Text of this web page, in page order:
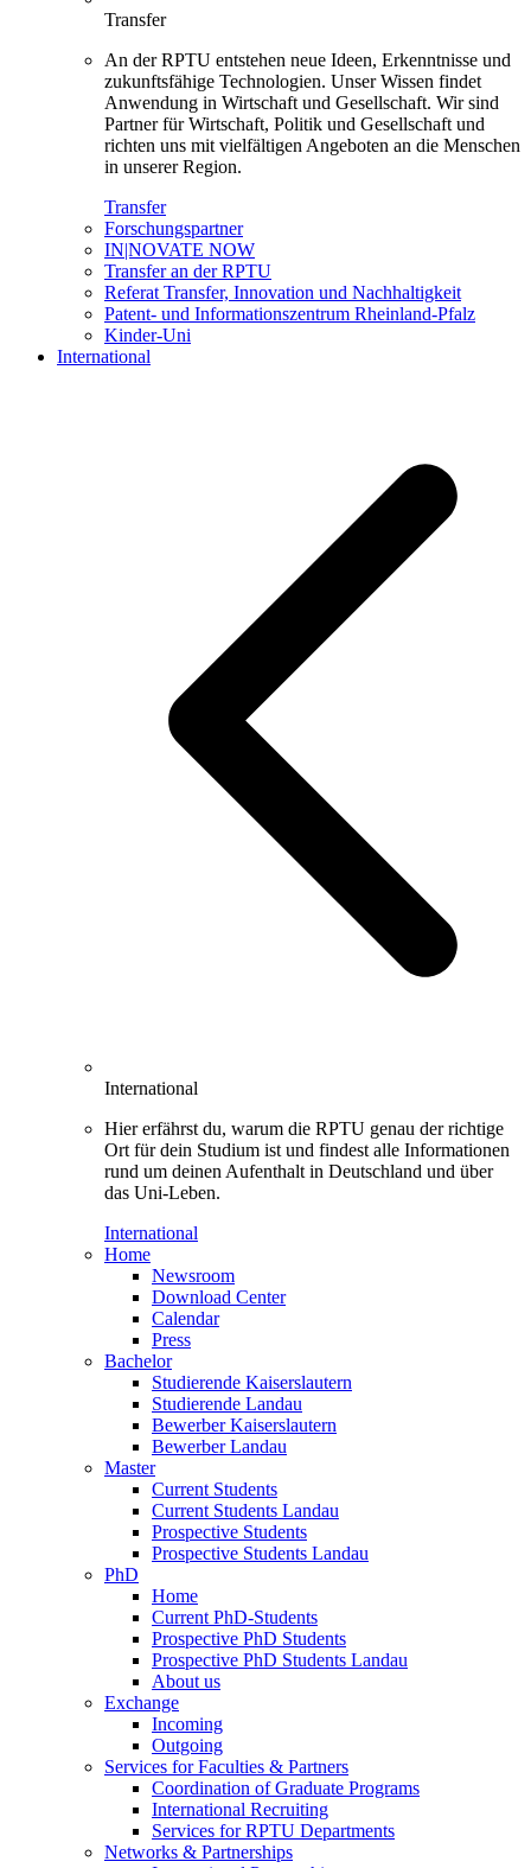
Transfer
An der RPTU entstehen neue Ideen, Erkenntnisse und
zukunftsfähige Technologien. Unser Wissen findet
Anwendung in Wirtschaft und Gesellschaft. Wir sind
Partner für Wirtschaft, Politik und Gesellschaft und
richten uns mit vielfältigen Angeboten an die Menschen
in unserer Region.
Transfer
Forschungspartner
IN|NOVATE NOW
Transfer an der RPTU
Referat Transfer, Innovation und Nachhaltigkeit
Patent- und Informationszentrum Rheinland-Pfalz
Kinder-Uni
International
International
Hier erfährst du, warum die RPTU genau der richtige
Ort für dein Studium ist und findest alle Informationen
rund um deinen Aufenthalt in Deutschland und über
das Uni-Leben.
International
Home
Newsroom
Download Center
Calendar
Press
Bachelor
Studierende Kaiserslautern
Studierende Landau
Bewerber Kaiserslautern
Bewerber Landau
Master
Current Students
Current Students Landau
Prospective Students
Prospective Students Landau
PhD
Home
Current PhD-Students
Prospective PhD Students
Prospective PhD Students Landau
About us
Exchange
Incoming
Outgoing
Services for Faculties & Partners
Coordination of Graduate Programs
International Recruiting
Services for RPTU Departments
Networks & Partnerships